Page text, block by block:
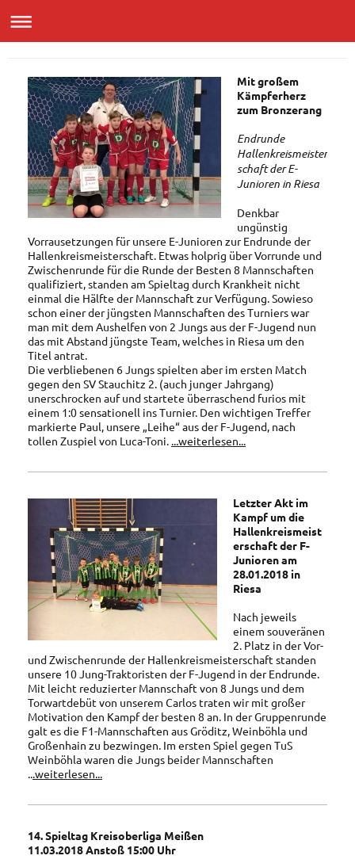
Mit großem
Kämpferherz
zum Bronzerang
Endrunde
Hallenkreismeister
schaft der E-
Junioren in Riesa
Denkbar
ungünstig
Vorrausetzungen für unsere E-Junioren zur Endrunde der
Hallenkreismeisterschaft. Etwas holprig über Vorrunde und
Zwischenrunde für die Runde der Besten 8 Mannschaften
qualifiziert, standen am Spieltag durch Krankheit nicht
einmal die Hälfte der Mannschaft zur Verfügung. Sowieso
schon einer der jüngsten Mannschaften des Turniers war
man mit dem Aushelfen von 2 Jungs aus der F-Jugend nun
das mit Abstand jüngste Team, welches in Riesa um den
Titel antrat.
Die verbliebenen 6 Jungs spielten aber im ersten Match
gegen den SV Stauchitz 2. (auch junger Jahrgang)
unerschrocken auf und startete überraschend furios mit
einem 1:0 sensationell ins Turnier. Den wichtigen Treffer
markierte Paul, unsere „Leihe“ aus der F-Jugend, nach
tollen Zuspiel von Luca-Toni. ...weiterlesen...
Letzter Akt im
Kampf um die
Hallenkreismeist
erschaft der F-
Junioren am
28.01.2018 in
Riesa
Nach jeweils
einem souveränen
2. Platz in der Vor-
und Zwischenrunde der Hallenkreismeisterschaft standen
unsere 10 Jung-Traktoristen der F-Jugend in der Endrunde.
Mit leicht reduzierter Mannschaft von 8 Jungs und dem
Torwartdebüt von unserem Carlos traten wir mit großer
Motivation den Kampf der besten 8 an. In der Gruppenrunde
galt es die F1-Mannschaften aus Gröditz, Weinböhla und
Großenhain zu bezwingen. Im ersten Spiel gegen TuS
Weinböhla waren die Jungs beider Mannschaften
...weiterlesen...
14. Spieltag Kreisoberliga Meißen
11.03.2018 Anstoß 15:00 Uhr